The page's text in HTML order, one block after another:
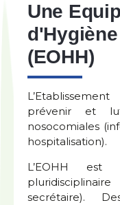
Une
(EOHH)
prévenir et
nosocomiales
hospitalisation).
L’EOHH est
secrétaire).